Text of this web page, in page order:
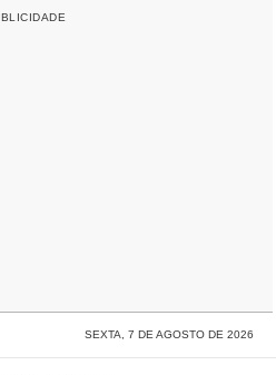
SEXTA, 7 DE AGOSTO DE 2026